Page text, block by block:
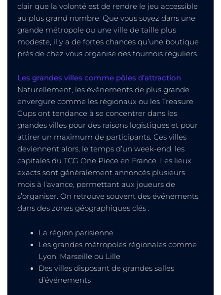
clair que la volonté est de rendre le jeu accessible
au plus grand nombre. Que vous soyez dans une
grande métropole ou une ville de taille plus
modeste, il y a de fortes chances qu’une boutique
près de chez vous organise des tournois réguliers.
Les grandes villes comme pôles d’attraction
Naturellement, les événements de plus grande
envergure comme les régionaux ou les Treasure
Cups ont tendance à se concentrer dans les
grandes villes pour des raisons logistiques et pour
attirer un maximum de participants. Ces villes
deviennent alors, le temps d’un week-end, les
capitales du TCG One Piece en France. Les lieux
exacts sont généralement annoncés plusieurs
mois à l’avance, permettant aux joueurs de
s’organiser. On retrouve souvent des événements
dans des zones géographiques clés :
La région parisienne
Les grandes métropoles régionales comme
Lyon, Marseille ou Lille
Des villes disposant de grandes salles
d’événements